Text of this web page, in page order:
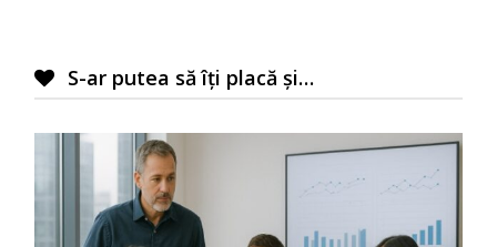
S-ar putea să îți placă și…